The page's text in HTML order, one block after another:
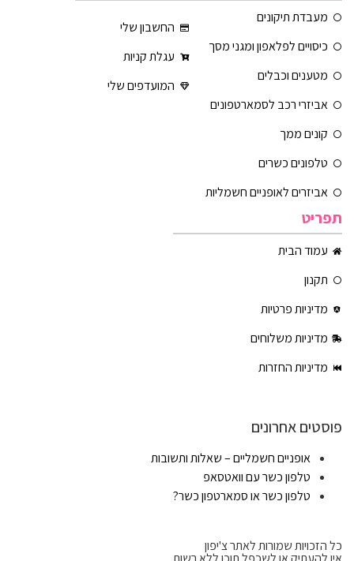
מעבדת תיקונים
כיסויים לפלאפון ומגני מסך
מטענים וכבלים
אביזרי רכב לסמארטפונים
קונים ממך
טלפונים כשרים
אביזרים לאופניים חשמליות
החשבון שלי
עגלת קניות
המועדפים שלי
תפריט
עמוד הבית
תקנון
מדיניות פרטיות
מדיניות משלוחים
מדיניות החזרות
פוסטים אחרונים
אופניים חשמליים – שאלות ותשובות
טלפון כשר עם וואטסאפ
טלפון כשר או סמארטפון כשר?
כל הזכויות שמורות לאתר צ'יפון